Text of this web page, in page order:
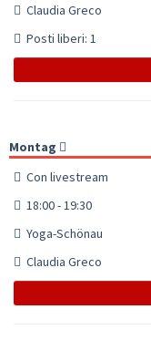
Claudia Greco
Posti liberi: 1
Montag
Con livestream
18:00 - 19:30
Yoga-Schönau
Claudia Greco